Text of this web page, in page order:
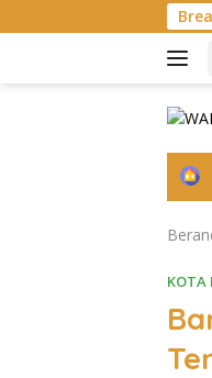
ke
Disiplin, hingga Cek
H
e
KOTA